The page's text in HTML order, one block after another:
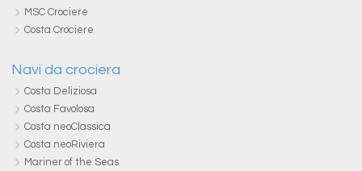
MSC Crociere
Costa Crociere
Navi da crociera
Costa Deliziosa
Costa Favolosa
Costa neoClassica
Costa neoRiviera
Mariner of the Seas